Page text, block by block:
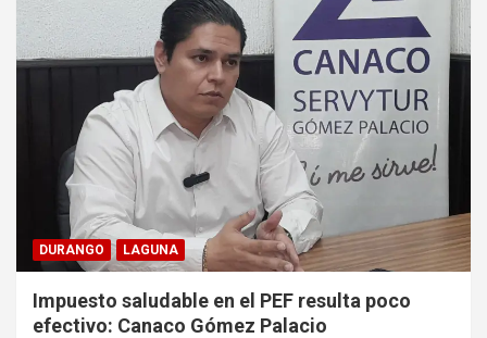
DURANGO LAGUNA
Impuesto saludable en el PEF resulta poco
efectivo: Canaco Gómez Palacio